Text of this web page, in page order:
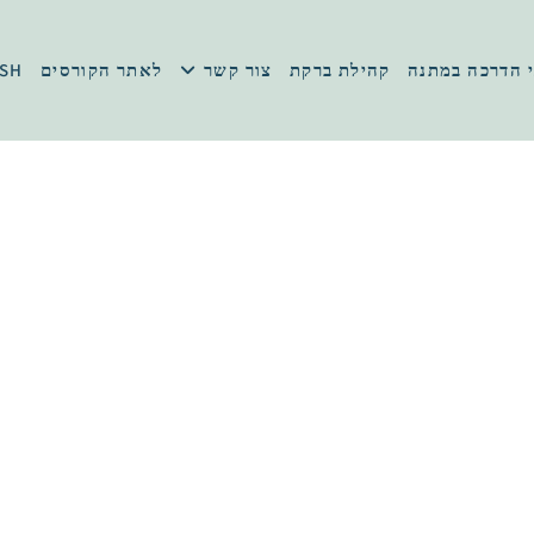
הדרכה במתנה קהילת ברקת צור קשר לאתר הקורסים